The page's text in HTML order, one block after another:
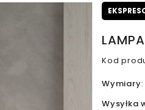
Kod
Wymiary:
Wysyłka